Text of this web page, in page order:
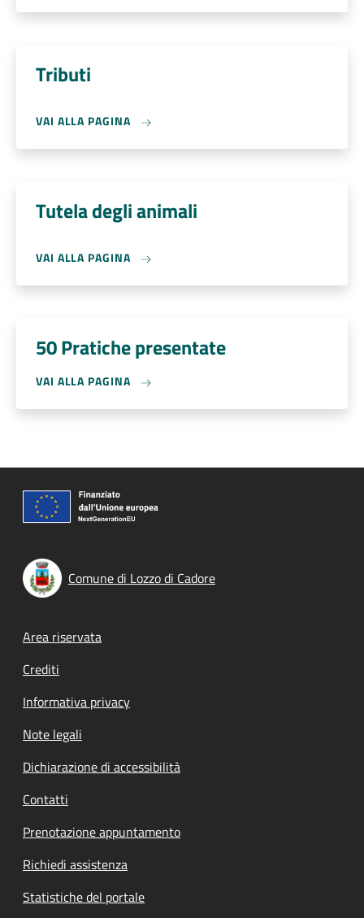
Tributi
VAI ALLA PAGINA
Tutela degli animali
VAI ALLA PAGINA
50 Pratiche presentate
VAI ALLA PAGINA
Comune di Lozzo di Cadore
Footer menu
Area riservata
Crediti
Informativa privacy
Note legali
Dichiarazione di accessibilità
Contatti
Prenotazione appuntamento
Richiedi assistenza
Statistiche del portale